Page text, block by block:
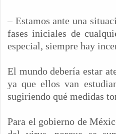
– Estamos ante una
fases iniciales de
especial, siempre hay
El mundo debería estar
ya que ellos van
sugiriendo qué medidas
Para el gobierno de